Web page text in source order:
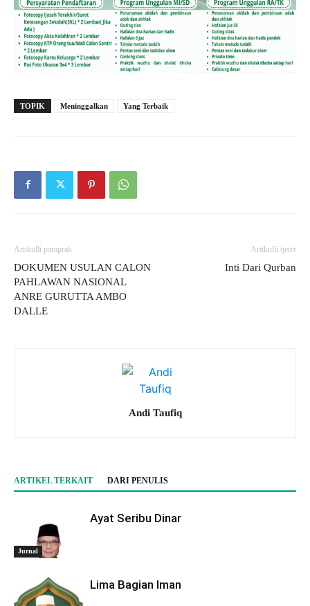
TOPIK Meninggalkan Yang Terbaik
Artikulli paraprak
DOKUMEN USULAN CALON
PAHLAWAN NASIONAL
ANRE GURUTTA AMBO
DALLE
Artikulli tjetër
Inti Dari Qurban
Andi Taufiq
ARTIKEL TERKAIT DARI PENULIS
Jurnal
Ayat Seribu Dinar
Lima Bagian Iman